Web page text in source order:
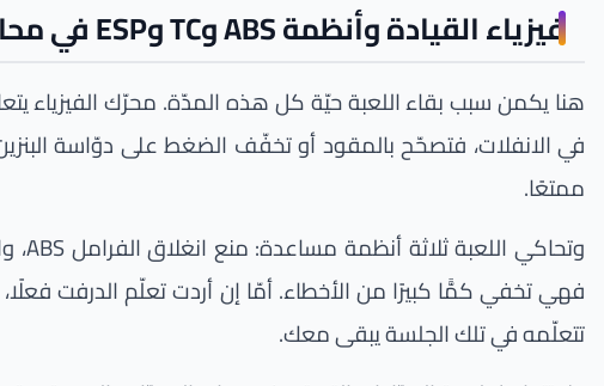
فيزياء القيادة وأنظمة ABS وTC وESP في محاكي إكستريم كار
هنا يكمن سبب بقاء اللعبة حيّة كل هذه المدّة. محرّك الفيزياء
في الانفلات، فتصحّح بالمقود أو تخفّف الضغط على دوّاسة
ممتعًا.
تتعلّمه في تلك الجلسة يبقى معك.